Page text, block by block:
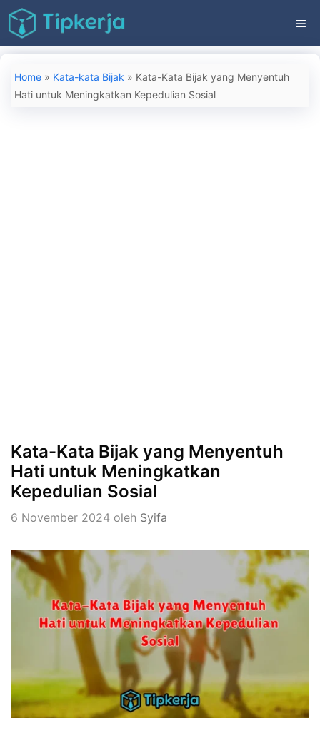
Langsung
ke
isi
Home » Kata-kata Bijak » Kata-Kata Bijak yang Menyentuh
Hati untuk Meningkatkan Kepedulian Sosial
Kata-Kata Bijak yang Menyentuh
Hati untuk Meningkatkan
Kepedulian Sosial
6 November 2024 oleh Syifa